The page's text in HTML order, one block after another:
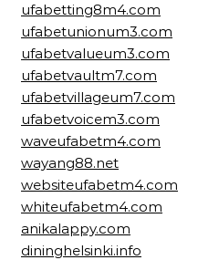
ufabetting8m4.com
ufabetunionum3.com
ufabetvalueum3.com
ufabetvaultm7.com
ufabetvillageum7.com
ufabetvoicem3.com
waveufabetm4.com
wayang88.net
websiteufabetm4.com
whiteufabetm4.com
anikalappy.com
dininghelsinki.info